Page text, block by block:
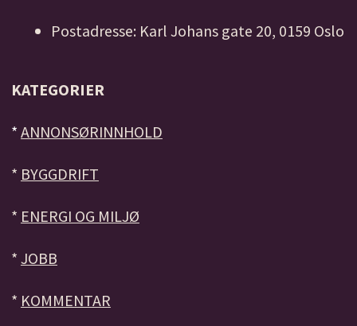
Postadresse: Karl Johans gate 20, 0159 Oslo
KATEGORIER
* ANNONSØRINNHOLD
* BYGGDRIFT
* ENERGI OG MILJØ
* JOBB
* KOMMENTAR